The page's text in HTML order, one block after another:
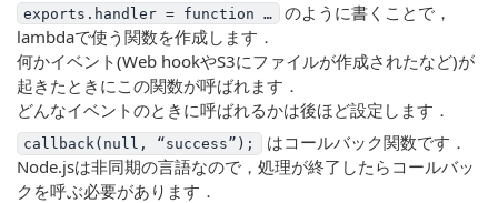
exports.handler = function … のように書くことで，
lambdaで使う関数を作成します．
何かイベント(Web hookやS3にファイルが作成されたなど)が
起きたときにこの関数が呼ばれます．
どんなイベントのときに呼ばれるかは後ほど設定します．
callback(null, “success”);
はコールバック関数です．
Node.jsは非同期の言語なので，処理が終了したらコールバッ
クを呼ぶ必要があります．